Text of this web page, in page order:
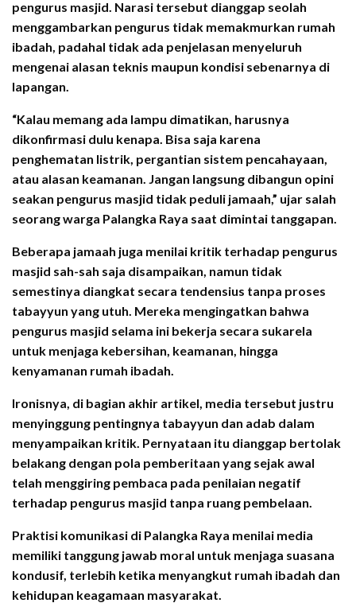
pengurus masjid. Narasi tersebut dianggap seolah
menggambarkan pengurus tidak memakmurkan rumah
ibadah, padahal tidak ada penjelasan menyeluruh
mengenai alasan teknis maupun kondisi sebenarnya di
lapangan.
“Kalau memang ada lampu dimatikan, harusnya
dikonfirmasi dulu kenapa. Bisa saja karena
penghematan listrik, pergantian sistem pencahayaan,
atau alasan keamanan. Jangan langsung dibangun opini
seakan pengurus masjid tidak peduli jamaah,” ujar salah
seorang warga Palangka Raya saat dimintai tanggapan.
Beberapa jamaah juga menilai kritik terhadap pengurus
masjid sah-sah saja disampaikan, namun tidak
semestinya diangkat secara tendensius tanpa proses
tabayyun yang utuh. Mereka mengingatkan bahwa
pengurus masjid selama ini bekerja secara sukarela
untuk menjaga kebersihan, keamanan, hingga
kenyamanan rumah ibadah.
Ironisnya, di bagian akhir artikel, media tersebut justru
menyinggung pentingnya tabayyun dan adab dalam
menyampaikan kritik. Pernyataan itu dianggap bertolak
belakang dengan pola pemberitaan yang sejak awal
telah menggiring pembaca pada penilaian negatif
terhadap pengurus masjid tanpa ruang pembelaan.
Praktisi komunikasi di Palangka Raya menilai media
memiliki tanggung jawab moral untuk menjaga suasana
kondusif, terlebih ketika menyangkut rumah ibadah dan
kehidupan keagamaan masyarakat.